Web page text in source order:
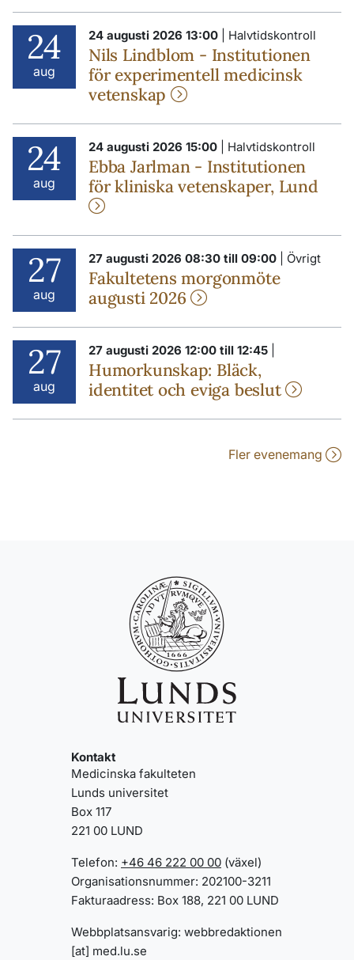
24
aug
24 augusti 2026 13:00 | Halvtidskontroll
Nils Lindblom - Institutionen
för experimentell medicinsk
vetenskap
24
aug
24 augusti 2026 15:00 | Halvtidskontroll
Ebba Jarlman - Institutionen
för kliniska vetenskaper, Lund
27
aug
27 augusti 2026 08:30 till 09:00 | Övrigt
Fakultetens morgonmöte
augusti 2026
27
aug
27 augusti 2026 12:00 till 12:45
Humorkunskap: Bläck,
identitet och eviga beslut
Fler evenemang
Kontakt
Medicinska fakulteten
Lunds universitet
Box 117
221 00 LUND
Telefon: +46 46 222 00 00 (växel)
Organisationsnummer: 202100-3211
Fakturaadress: Box 188, 221 00 LUND
Webbplatsansvarig: webbredaktionen
[at] med.lu.se